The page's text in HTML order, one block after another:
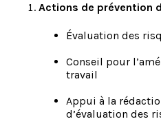
Actions de prévention
Évaluation des
Conseil pour
travail
Appui à la
d’évaluation des